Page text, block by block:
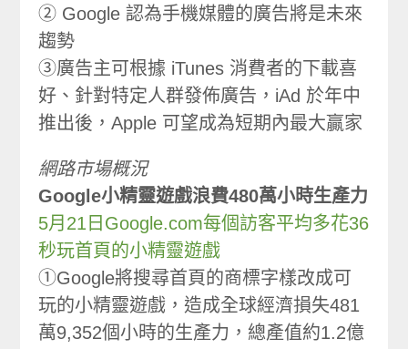
② Google 認為手機媒體的廣告將是未來
趨勢
③廣告主可根據 iTunes 消費者的下載喜
好、針對特定人群發佈廣告，iAd 於年中
推出後，Apple 可望成為短期內最大贏家
網路市場概況
Google小精靈遊戲浪費480萬小時生產力
5月21日Google.com每個訪客平均多花36
秒玩首頁的小精靈遊戲
①Google將搜尋首頁的商標字樣改成可
玩的小精靈遊戲，造成全球經濟損失481
萬9,352個小時的生產力，總產值約1.2億